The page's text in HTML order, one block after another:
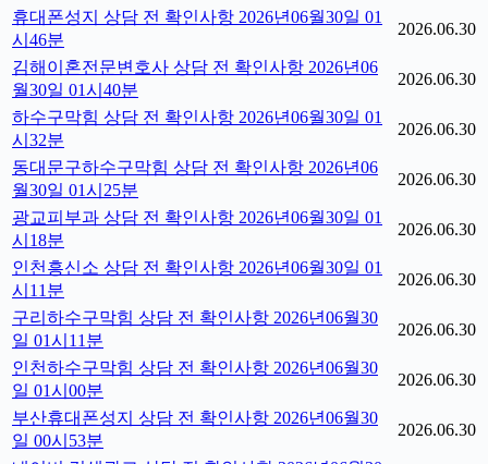
휴대폰성지 상담 전 확인사항 2026년06월30일 01
시46분
2026.06.30
김해이혼전문변호사 상담 전 확인사항 2026년06
월30일 01시40분
2026.06.30
하수구막힘 상담 전 확인사항 2026년06월30일 01
시32분
2026.06.30
동대문구하수구막힘 상담 전 확인사항 2026년06
월30일 01시25분
2026.06.30
광교피부과 상담 전 확인사항 2026년06월30일 01
시18분
2026.06.30
인천흥신소 상담 전 확인사항 2026년06월30일 01
시11분
2026.06.30
구리하수구막힘 상담 전 확인사항 2026년06월30
일 01시11분
2026.06.30
인천하수구막힘 상담 전 확인사항 2026년06월30
일 01시00분
2026.06.30
부산휴대폰성지 상담 전 확인사항 2026년06월30
일 00시53분
2026.06.30